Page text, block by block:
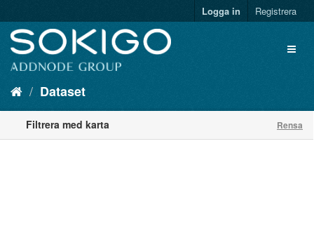
Logga in Registrera
Dataset
Filtrera med karta Rensa